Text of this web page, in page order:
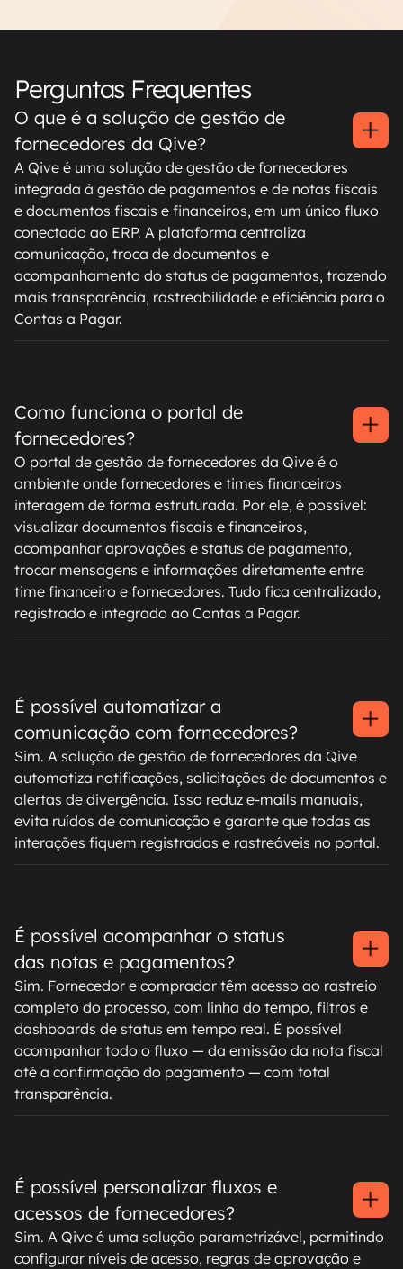
Perguntas Frequentes
O que é a solução de gestão de
fornecedores da Qive?
A Qive é uma solução de gestão de fornecedores
integrada à gestão de pagamentos e de notas fiscais
e documentos fiscais e financeiros, em um único fluxo
conectado ao ERP. A plataforma centraliza
comunicação, troca de documentos e
acompanhamento do status de pagamentos, trazendo
mais transparência, rastreabilidade e eficiência para o
Contas a Pagar.
Como funciona o portal de
fornecedores?
O portal de gestão de fornecedores da Qive é o
ambiente onde fornecedores e times financeiros
interagem de forma estruturada. Por ele, é possível:
visualizar documentos fiscais e financeiros,
acompanhar aprovações e status de pagamento,
trocar mensagens e informações diretamente entre
time financeiro e fornecedores. Tudo fica centralizado,
registrado e integrado ao Contas a Pagar.
É possível automatizar a
comunicação com fornecedores?
Sim. A solução de gestão de fornecedores da Qive
automatiza notificações, solicitações de documentos e
alertas de divergência. Isso reduz e-mails manuais,
evita ruídos de comunicação e garante que todas as
interações fiquem registradas e rastreáveis no portal.
É possível acompanhar o status
das notas e pagamentos?
Sim. Fornecedor e comprador têm acesso ao rastreio
completo do processo, com linha do tempo, filtros e
dashboards de status em tempo real. É possível
acompanhar todo o fluxo — da emissão da nota fiscal
até a confirmação do pagamento — com total
transparência.
É possível personalizar fluxos e
acessos de fornecedores?
Sim. A Qive é uma solução parametrizável, permitindo
configurar níveis de acesso, regras de aprovação e